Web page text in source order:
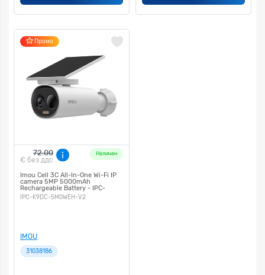
Промо
72.00
€ без ддс
Наличен
Imou Cell 3C All-In-One Wi-Fi IP
camera 5MP 5000mAh
Rechargeable Battery - IPC-
K9DC-5M0WEH-V2
IPC-K9DC-5M0WEH-V2
IMOU
31038186